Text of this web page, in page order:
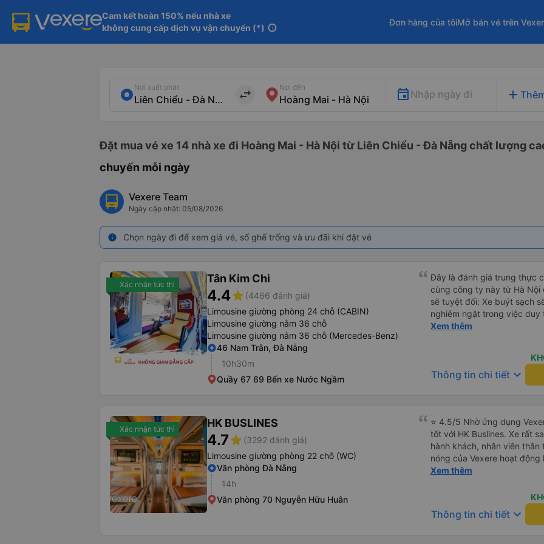
Cam kết hoàn 150% nếu nhà xe
không cung cấp dịch vụ vận chuyển (*) info
Đơn hàng của tôiMở bán vé trên
Nơi xuất phát
import_export
Nơi đến
Nhập ngày đi add
Đặt mua vé xe 14 nhà xe đi Hoàng Mai - Hà Nội từ Liên Chiểu - Đà Nẵng chất lượng
chuyến mỗi ngày
Vexere Team
Ngày cập nhật: 05/08/2026
info Chọn ngày đi để xem giá vé, số ghế trống và ưu đãi khi đặt vé
Xác nhận tức thì Tân Kim Chi
4.4star (4466 đánh giá)
Limousine giường phòng 24 chỗ (CABIN)
Limousine giường nằm 36 chỗ
Limousine giường nằm 36 chỗ (Mercedes-Benz)
46 Nam Trân, Đà Nẵng
10h30m
Quầy 67 69 Bến xe Nước Ngầm
Đây là đánh giá trung thực
cùng công ty này từ Hà
sẽ tuyệt đối: Xe buýt sạch
nghiêm ngặt trong việc
phép ăn trên xe. Đây là lần
xe buýt đều trông mới và
trên xe hoạt động hoàn
sạc: Có sẵn cổng sạc USB
tiên tôi thấy. • Môi trường
xuyên: Họ lên lịch dừng
mọi người. Điểm chưa tốt: •
chót: Vài giờ trước khi khởi
điểm đón đã được thay đổi
khoảng 30 phút. Tuy nhiên,
không thực sự thân thiện
mức không thể chịu nổi. •
chúng tôi chuyển sang xe
Xem thêm
Thông tin chi tiết keyboard_arrow_down
Xác nhận tức thì HK BUSLINES
4.7star (3292 đánh giá)
Limousine giường phòng 22 chỗ (WC)
Văn phòng Đà Nẵng
14h
Văn phòng 70 Nguyễn Hữu Huân
⭐ 4.5/5 Nhờ ứng dụng
tốt với HK Buslines. Xe rất
hành khách, nhân viên
nóng của Vexere hoạt
với khách hàng. Nhược
quay lại, điều này có thể
vì điểm trả khách chỉ ở
không phải ở nhà tôi :) Ưu
Xem thêm
Thông tin chi tiết keyboard_arrow_down